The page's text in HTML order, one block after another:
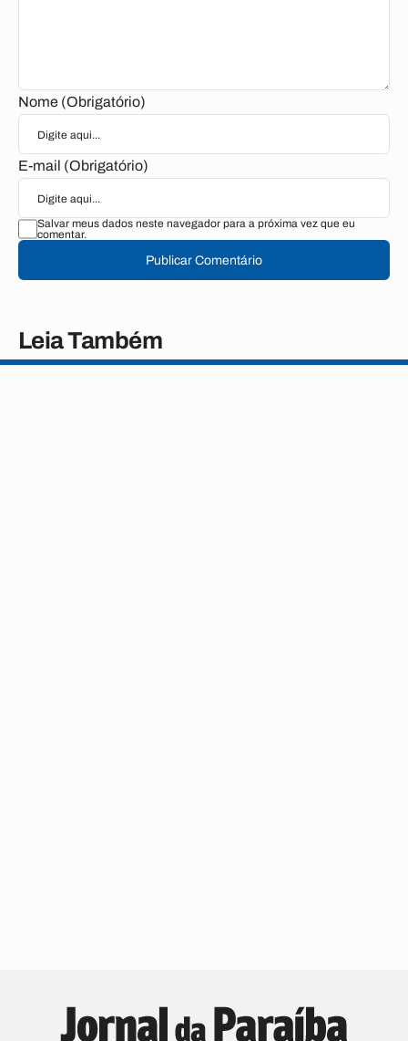
Nome (Obrigatório)
E-mail (Obrigatório)
Salvar meus dados neste navegador para a próxima vez que eu
comentar.
Publicar Comentário
Leia Também